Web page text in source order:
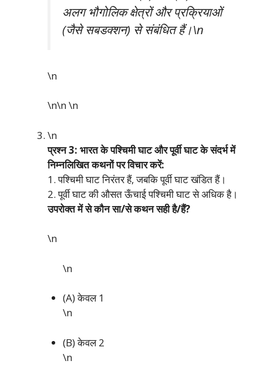
अलग भौगोलिक क्षेत्रों और प्रक्रियाओं
(जैसे सबडक्शन) से संबंधित हैं।\n
\n
\n\n\n
\n
प्रश्न 3: भारत के पश्चिमी घाट और पूर्वी घाट के संदर्भ में
निम्नलिखित कथनों पर विचार करें:
1. पश्चिमी घाट निरंतर हैं, जबकि पूर्वी घाट खंडित हैं।
2. पूर्वी घाट की औसत ऊँचाई पश्चिमी घाट से अधिक है।
उपरोक्त में से कौन सा/से कथन सही है/हैं?
\n
\n
(A) केवल 1
\n
(B) केवल 2
\n